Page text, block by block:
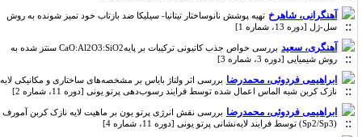
آهنگرانی، شاهرخ تهیه پوشش نانوساختار تیتانیا- سیلیکا ضد بازتاب خود تمیز شونده به روش
سل-ژل [دوره 13، شماره 1]
آهنگری، سعید
بررسی خواص جذب کاتیونی ترکیبات بر پایهCaO:Al2O3:SiO2 سنتز شده به
روش شیمیایی [دوره 3، شماره 3]
ابراهیمی فردوئی، محمدرضا بررسی اثر ولتاژ بایاس بر مشخصه‌های ساختاری و مکانیکی لایه
نازک کربن شبه الماس اعمال شده توسط فرایند رسوب‌دهی پرتو یونی [دوره 11، شماره 2]
ابراهیمی فردوئی، محمدرضا بررسی نقش انرژی پرتو یون بر ماهیت لایه‌ نازک کربن آمورف